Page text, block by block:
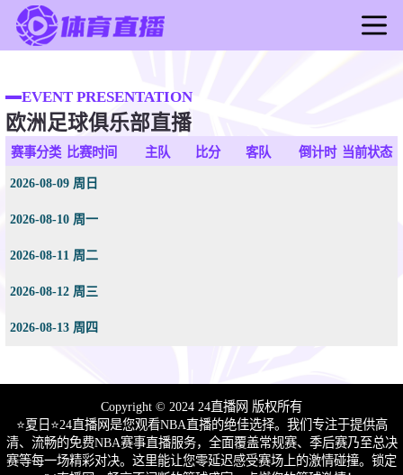
足球直播
篮球直播
足球录像
篮球新闻
EVENT PRESENTATION
欧洲足球俱乐部直播
赛事分类 比赛时间 主队 比分 客队 倒计时 当前状态
2026-08-09 周日
2026-08-10 周一
2026-08-11 周二
2026-08-12 周三
2026-08-13 周四
Copyright © 2024 24直播网 版权所有
⭐️夏日⭐24直播网是您观看NBA直播的绝佳选择。我们专注于提供高
清、流畅的免费NBA赛事直播服务，全面覆盖常规赛、季后赛乃至总决
赛等每一场精彩对决。这里能让您零延迟感受赛场上的激情碰撞。锁定